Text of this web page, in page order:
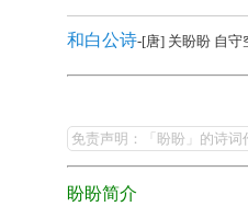
和白公诗-[唐] 关盼盼 自守
盼
的
最
免责声明：「盼盼」的诗
盼盼简介